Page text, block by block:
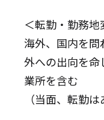
＜転勤・勤務地
海外、国内を
外への出向を
業所を含む
（当面、転勤は